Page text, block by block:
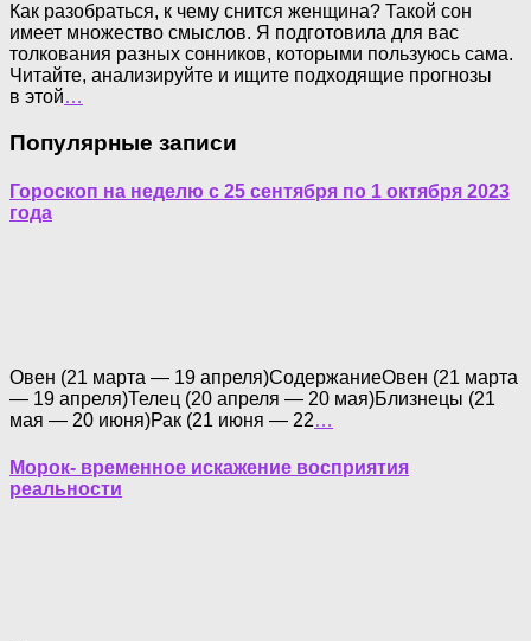
Как разобраться, к чему снится женщина? Такой сон
имеет множество смыслов. Я подготовила для вас
толкования разных сонников, которыми пользуюсь сама.
Читайте, анализируйте и ищите подходящие прогнозы
в этой…
Популярные записи
Гороскоп на неделю с 25 сентября по 1 октября 2023
года
Овен (21 марта — 19 апреля)СодержаниеОвен (21 марта
— 19 апреля)Телец (20 апреля — 20 мая)Близнецы (21
мая — 20 июня)Рак (21 июня — 22…
Морок- временное искажение восприятия
реальности